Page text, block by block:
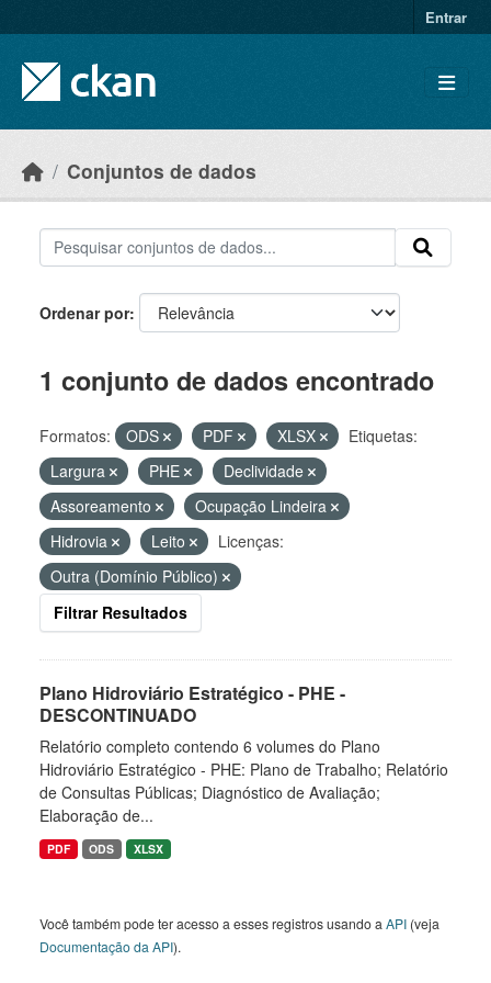
Entrar
Conjuntos de dados
Ordenar por
1 conjunto de dados encontrado
Formatos: ODS PDF XLSX
Etiquetas:
Largura
PHE
Declividade
Assoreamento
Ocupação Lindeira
Hidrovia
Leito
Licenças:
Outra (Domínio Público)
Filtrar Resultados
Plano Hidroviário Estratégico - PHE -
DESCONTINUADO
Relatório completo contendo 6 volumes do Plano
Hidroviário Estratégico - PHE: Plano de Trabalho; Relatório
de Consultas Públicas; Diagnóstico de Avaliação;
Elaboração de...
PDF ODS XLSX
Você também pode ter acesso a esses registros usando a API (veja
Documentação da API).